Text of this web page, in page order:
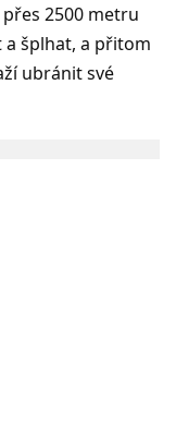
2500 metru
a šplhat, a přitom
ubránit své